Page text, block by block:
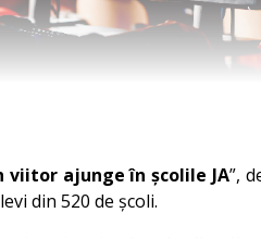
viitor ajunge în școlile JA”,
din 520 de școli.